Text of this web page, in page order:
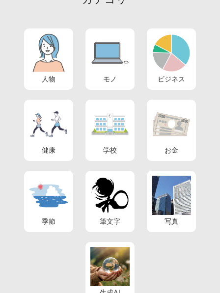
人物 モノ ビジネス
健康 学校 お金
季節 筆文字 写真